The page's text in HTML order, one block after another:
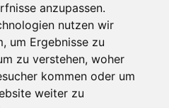
anzupassen.
nutzen wir
um Ergebnisse zu
zu verstehen, woher
kommen oder um
weiter zu
Passwort